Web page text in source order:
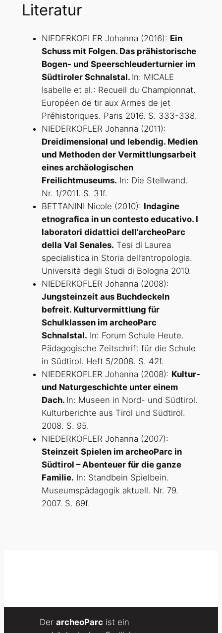
Literatur
NIEDERKOFLER Johanna (2016): Ein
Schuss mit Folgen. Das prähistorische
Bogen- und Speerschleuderturnier im
Südtiroler Schnalstal. In: MICALE
Isabelle et al.: Recueil du Championnat.
Européen de tir aux Armes de jet
Préhistoriques. Paris 2016. S. 333-338.
NIEDERKOFLER Johanna (2011):
Dreidimensional und lebendig. Medien
und Methoden der Vermittlungsarbeit
eines archäologischen
Freilichtmuseums. In: Die Stellwand.
Nr. 1/2011. S. 31f.
BETTANINI Nicole (2010): Indagine
etnografica in un contesto educativo. I
laboratori didattici dell’archeoParc
della Val Senales. Tesi di Laurea
specialistica in Storia dell’antropologia.
Università degli Studi di Bologna 2010.
NIEDERKOFLER Johanna (2008):
Jungsteinzeit aus Buchdeckeln
befreit. Kulturvermittlung für
Schulklassen im archeoParc
Schnalstal. In: Forum Schule Heute.
Pädagogische Zeitschrift für die Schule
in Südtirol. Heft 5/2008. S. 42f.
NIEDERKOFLER Johanna (2008): Kultur-
und Naturgeschichte unter einem
Dach. In: Museen in Nord- und Südtirol.
Kulturberichte aus Tirol und Südtirol.
2008. S. 95.
NIEDERKOFLER Johanna (2007):
Steinzeit Spielen im archeoParc in
Südtirol – Abenteuer für die ganze
Familie. In: Standbein Spielbein.
Museumspädagogik aktuell. Nr. 79.
2007. S. 69f.
Der archeoParc ist ein